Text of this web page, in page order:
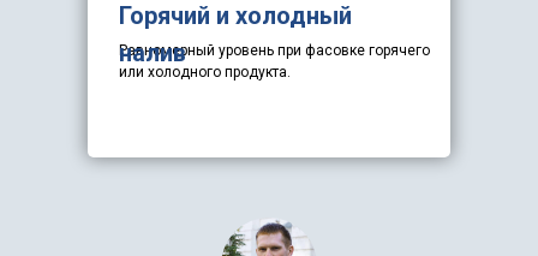
Равномерный уровень при фасовке горячего
или холодного продукта.
Горячий и холодный
налив